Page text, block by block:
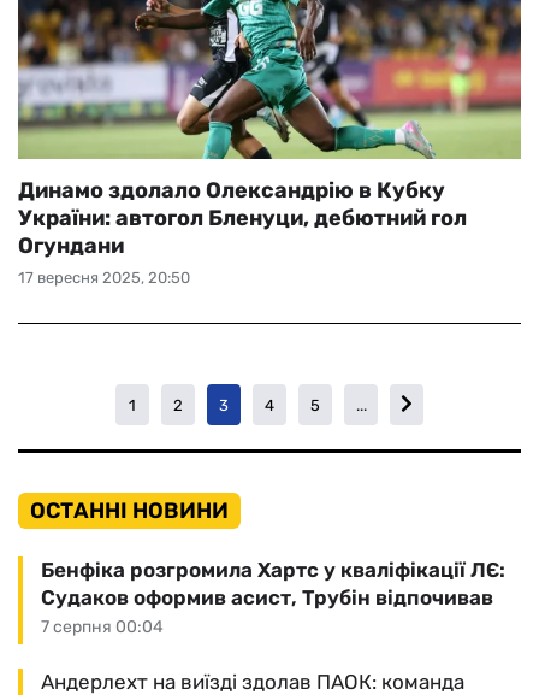
17 вересня 2025, 20:50
Динамо здолало Олександрію в Кубку
України: автогол Бленуци, дебютний гол
Огундани
1 2 3 4 5 ...
ОСТАННІ НОВИНИ
7 серпня 00:04
Бенфіка розгромила Хартс у кваліфікації ЛЄ:
Судаков оформив асист, Трубін відпочивав
Андерлехт на виїзді здолав ПАОК: команда